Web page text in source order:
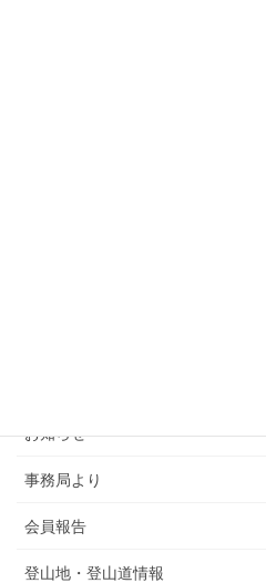
お知らせ
事務局より
会員報告
登山地・登山道情報